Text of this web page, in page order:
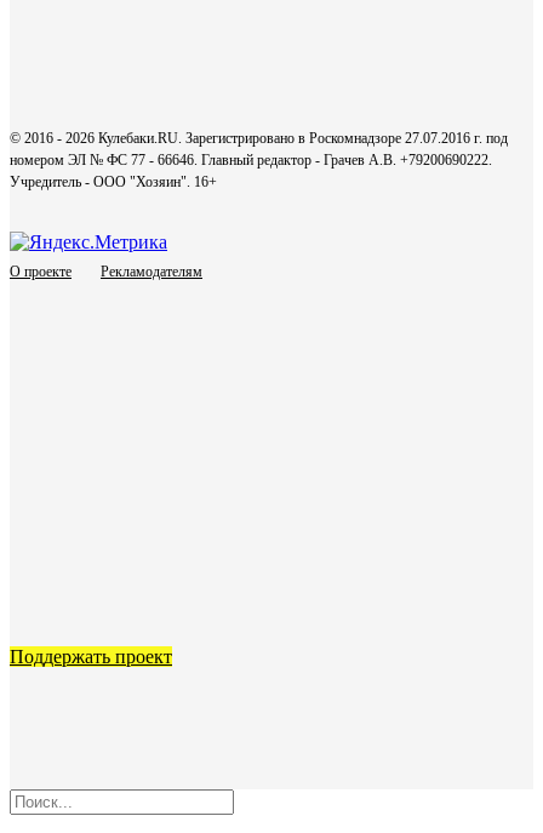
© 2016 - 2026 Кулебаки.RU. Зарегистрировано в Роскомнадзоре 27.07.2016 г. под
номером ЭЛ № ФС 77 - 66646. Главный редактор - Грачев А.В. +79200690222.
Учредитель - ООО "Хозяин". 16+
О проекте Рекламодателям
Поддержать проект